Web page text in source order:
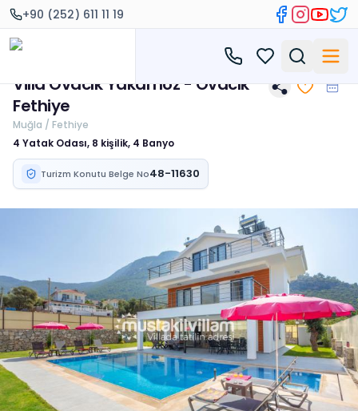
+90 (252) 611 11 19
Villa Ovacık Yakamoz - Ovacık
Fethiye
Muğla / Fethiye
4 Yatak Odası, 8 kişilik, 4 Banyo
Turizm Konutu Belge No48-11630